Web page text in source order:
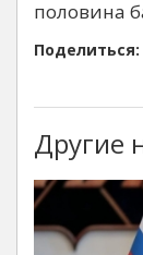
половина
Поделиться:
Другие